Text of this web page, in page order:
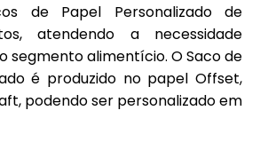
de Papel Personalizado de
atendendo a necessidade
segmento alimentício. O Saco de
é produzido no papel Offset,
podendo ser personalizado em